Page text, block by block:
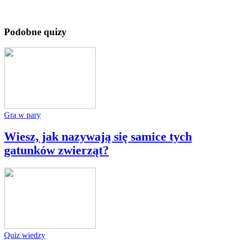
Podobne quizy
Gra w pary
Wiesz, jak nazywają się samice tych
gatunków zwierząt?
Quiz wiedzy